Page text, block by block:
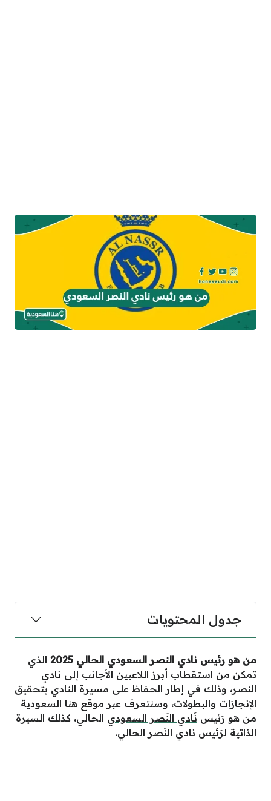
جدول المحتويات
من هو رئيس نادي النصر السعودي الحالي 2025
الذي
تمكن من استقطاب أبرز اللاعبين الأجانب إلى نادي
النصر، وذلك في إطار الحفاظ على مسيرة النادي بتحقيق
الإنجازات والبطولات، وسنتعرف عبر موقع هنا السعودية
من هو رَئيس نَادي النَصر السعودي الحالي، كذلك السيرة
الذاتية لرَئيس نادي النَصر الحالي.